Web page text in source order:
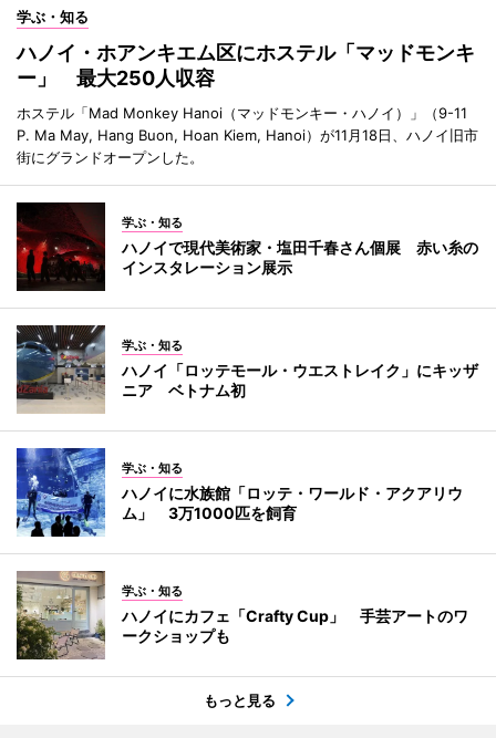
学ぶ・知る
ハノイ・ホアンキエム区にホステル「マッドモンキ
ー」 最大250人収容
ホステル「Mad Monkey Hanoi（マッドモンキー・ハノイ）」（9-11
P. Ma May, Hang Buon, Hoan Kiem, Hanoi）が11月18日、ハノイ旧市
街にグランドオープンした。
学ぶ・知る
ハノイで現代美術家・塩田千春さん個展 赤い糸の
インスタレーション展示
学ぶ・知る
ハノイ「ロッテモール・ウエストレイク」にキッザ
ニア ベトナム初
学ぶ・知る
ハノイに水族館「ロッテ・ワールド・アクアリウ
ム」 3万1000匹を飼育
学ぶ・知る
ハノイにカフェ「Crafty Cup」 手芸アートのワ
ークショップも
もっと見る